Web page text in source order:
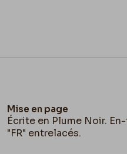
Mise en page
Écrite en Plume Noir.
"FR" entrelacés.